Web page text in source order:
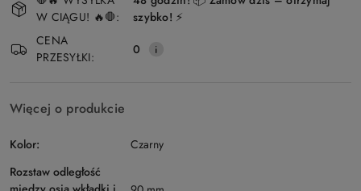
Wyślij
i
dostawa
W CIĄGU! 🔥🛑:
szybko! ⚡
CENA
PRZESYŁKI:
0
Więcej o produkcie
Kolor:
Czarny
Rozstaw odległość